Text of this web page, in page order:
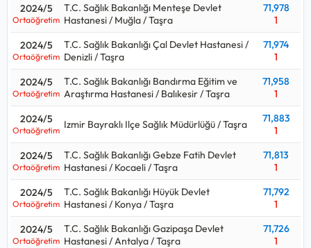
2024/5
Ortaöğretim
T.C. Sağlık Bakanlığı Menteşe Devlet
Hastanesi / Muğla / Taşra
71,978
1
2024/5
Ortaöğretim
T.C. Sağlık Bakanlığı Çal Devlet Hastanesi /
Denizli / Taşra
71,974
1
2024/5
Ortaöğretim
T.C. Sağlık Bakanlığı Bandırma Eğitim ve
Araştırma Hastanesi / Balıkesir / Taşra
71,958
1
2024/5
Ortaöğretim Izmir Bayraklı Ilçe Sağlık Müdürlüğü / Taşra
71,883
1
2024/5
Ortaöğretim
T.C. Sağlık Bakanlığı Gebze Fatih Devlet
Hastanesi / Kocaeli / Taşra
71,813
1
2024/5
Ortaöğretim
T.C. Sağlık Bakanlığı Hüyük Devlet
Hastanesi / Konya / Taşra
71,792
1
2024/5
Ortaöğretim
T.C. Sağlık Bakanlığı Gazipaşa Devlet
Hastanesi / Antalya / Taşra
71,726
1